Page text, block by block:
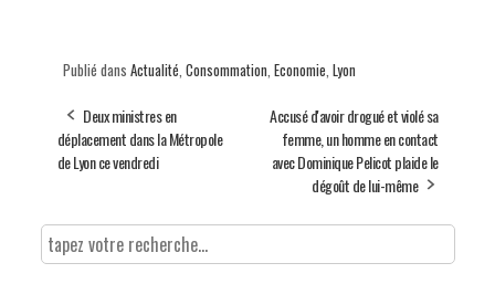
Publié dans Actualité Consommation Economie Lyon
Deux ministres en
déplacement dans la Métropole
de Lyon ce vendredi
Accusé d'avoir drogué et violé sa
femme, un homme en contact
avec Dominique Pelicot plaide le
dégoût de lui-même